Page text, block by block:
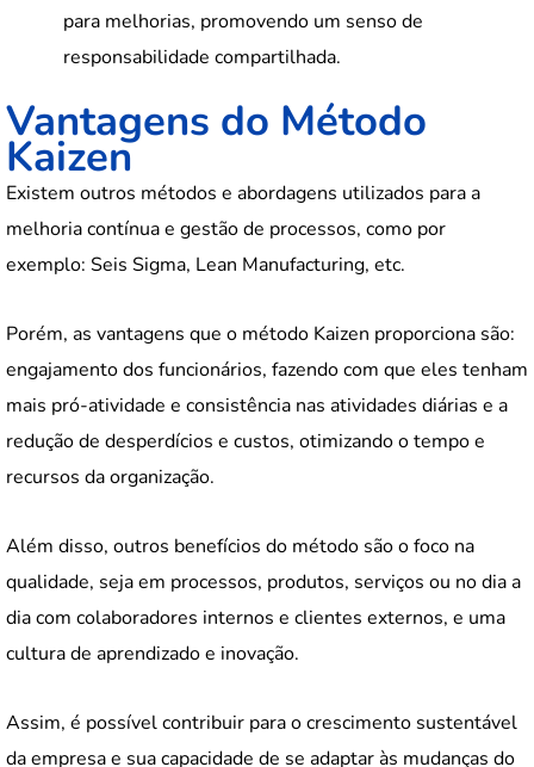
para melhorias, promovendo um senso de
responsabilidade compartilhada.
Vantagens do Método
Kaizen
Existem outros métodos e abordagens utilizados para a
melhoria contínua e gestão de processos, como por
exemplo: Seis Sigma, Lean Manufacturing, etc.
Porém, as vantagens que o método Kaizen proporciona são:
engajamento dos funcionários, fazendo com que eles tenham
mais pró-atividade e consistência nas atividades diárias e a
redução de desperdícios e custos, otimizando o tempo e
recursos da organização.
Além disso, outros benefícios do método são o foco na
qualidade, seja em processos, produtos, serviços ou no dia a
dia com colaboradores internos e clientes externos, e uma
cultura de aprendizado e inovação.
Assim, é possível contribuir para o crescimento sustentável
da empresa e sua capacidade de se adaptar às mudanças do